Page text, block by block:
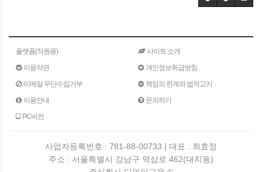
플랫폼(직원용)
사이트 소개
이용약관
개인정보취급방침
이메일 무단수집거부
책임의 한계와 법적고지
이용안내
문의하기
PC버전
사업자등록번호 : 781-88-00733 | 대표 : 최효정
주소 : 서울특별시 강남구 역삼로 462(대치동)